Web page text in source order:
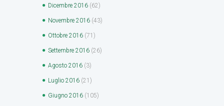
Dicembre 2016 (62)
Novembre 2016 (43)
Ottobre 2016 (71)
Settembre 2016 (26)
Agosto 2016 (3)
Luglio 2016 (21)
Giugno 2016 (105)